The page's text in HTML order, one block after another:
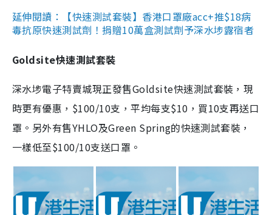
延伸閱讀：【快速測試套裝】香港口罩廠acc+推$18病
毒抗原快速測試劑！捐贈10萬盒測試劑予深水埗露宿者
Goldsite快速測試套裝
深水埗電子特賣城現正發售Goldsite快速測試套裝，現
時更有優惠，$100/10支，平均每支$10，買10支再送口
罩。另外有售YHLO及Green Spring的快速測試套裝，
一樣低至$100/10支送口罩。